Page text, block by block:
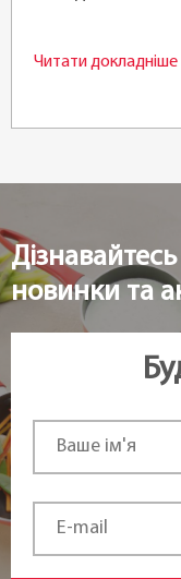
Читати докладніше
новинки та